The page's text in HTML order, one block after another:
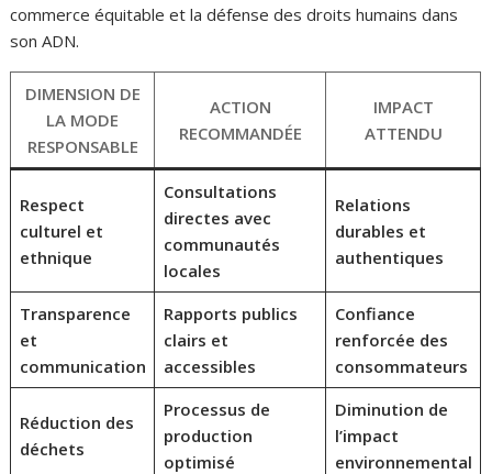
commerce équitable et la défense des droits humains dans
son ADN.
DIMENSION DE
LA MODE
RESPONSABLE
ACTION
RECOMMANDÉE
IMPACT
ATTENDU
Respect
culturel et
ethnique
Consultations
directes avec
communautés
locales
Relations
durables et
authentiques
Transparence
et
communication
Rapports publics
clairs et
accessibles
Confiance
renforcée des
consommateurs
Réduction des
déchets
Processus de
production
optimisé
Diminution de
l’impact
environnemental